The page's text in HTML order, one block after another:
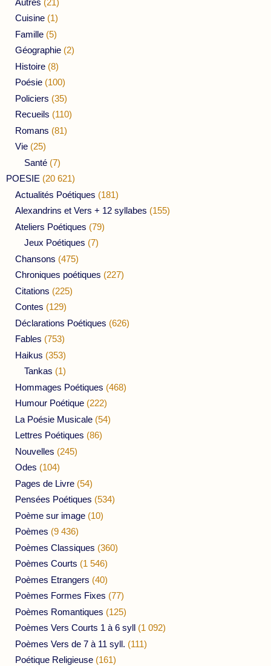
Cuisine (1)
Famille (5)
Géographie (2)
Histoire (8)
Poésie (100)
Policiers (35)
Recueils (110)
Romans (81)
Vie (25)
Santé (7)
POESIE (20 621)
Actualités Poétiques (181)
Alexandrins et Vers + 12 syllabes (155)
Ateliers Poétiques (79)
Jeux Poétiques (7)
Chansons (475)
Chroniques poétiques (227)
Citations (225)
Contes (129)
Déclarations Poétiques (626)
Fables (753)
Haikus (353)
Tankas (1)
Hommages Poétiques (468)
Humour Poétique (222)
La Poésie Musicale (54)
Lettres Poétiques (86)
Nouvelles (245)
Odes (104)
Pages de Livre (54)
Pensées Poétiques (534)
Poème sur image (10)
Poèmes (9 436)
Poèmes Classiques (360)
Poèmes Courts (1 546)
Poèmes Etrangers (40)
Poèmes Formes Fixes (77)
Poèmes Romantiques (125)
Poèmes Vers Courts 1 à 6 syll (1 092)
Poèmes Vers de 7 à 11 syll. (111)
Poétique Religieuse (161)